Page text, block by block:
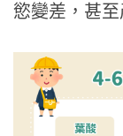
慾變差，甚至